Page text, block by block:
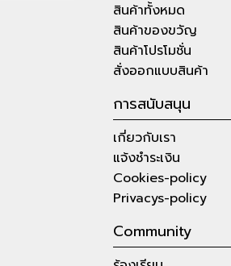
สินค้าทั้งหมด
สินค้าของขวัญ
สินค้าโปรโมชั่น
สั่งออกแบบสินค้า
การสนับสนุน
เกี่ยวกับเรา
แจ้งชำระเงิน
Cookies-policy
Privacys-policy
Community